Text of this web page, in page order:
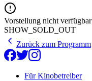
Vorstellung nicht verfügbar
SHOW_SOLD_OUT
Zurück zum Programm
Für Kinobetreiber